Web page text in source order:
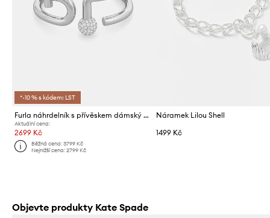
*-10 % s kódem: LST
Furla náhrdelník s přívěskem dámský kovový
Aktuální cena:
2699 Kč
Běžná cena:3799 Kč
Nejnižší cena:2799 Kč
Náramek Lilou Shell
1499 Kč
Objevte produkty Kate Spade